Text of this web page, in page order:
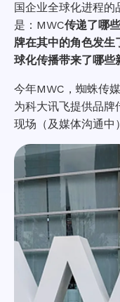
国企业全球化进程的
是：MWC传递了哪
牌在其中的角色发生
球化传播带来了哪些
今年MWC，蜘蛛传
为科大讯飞提供品牌
现场（及媒体沟通中